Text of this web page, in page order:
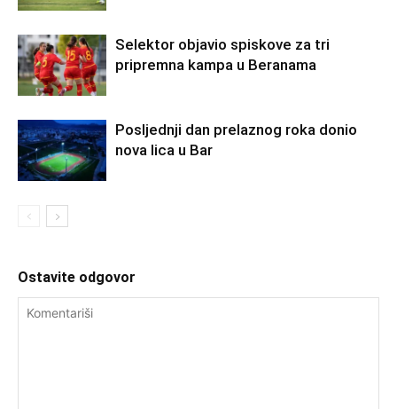
Selektor objavio spiskove za tri
pripremna kampa u Beranama
Posljednji dan prelaznog roka donio
nova lica u Bar
Ostavite odgovor